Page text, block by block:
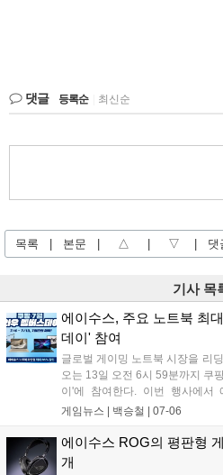
댓글 등록순 최신순
목록 본문 △ ▽ 댓
기사 목
에이수스, 주요 노트북 최
데이' 참여
글로벌 게이밍 노트북 시장을 리
오는 13일 오전 6시 59분까지 쿠
이'에 참여한다. 이번 행사에서
ROG 스트릭스 및 TUF 게이밍을
게임뉴스 | 백승철 07-06
에이수스 ROG의 평판형
개